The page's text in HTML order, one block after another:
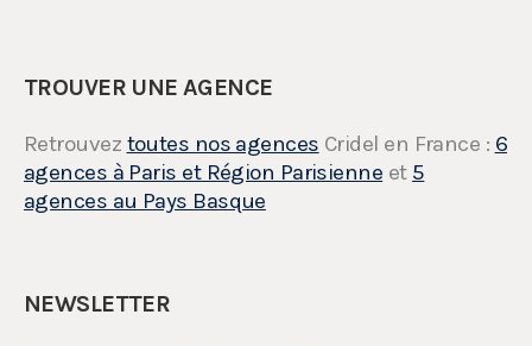
TROUVER UNE AGENCE
Retrouvez toutes nos agences Cridel en France : 6
agences à Paris et Région Parisienne et 5
agences au Pays Basque
NEWSLETTER